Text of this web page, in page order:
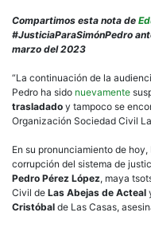
Compartimos esta nota de
#JusticiaParaSimónPedro
marzo del 2023
“La continuación de la
Pedro ha sido nuevamente
trasladado y tampoco se
Organización Sociedad Civil
En su pronunciamiento de
corrupción del sistema de
Pedro Pérez López, maya
Civil de Las Abejas de Acteal
Cristóbal de Las Casas,